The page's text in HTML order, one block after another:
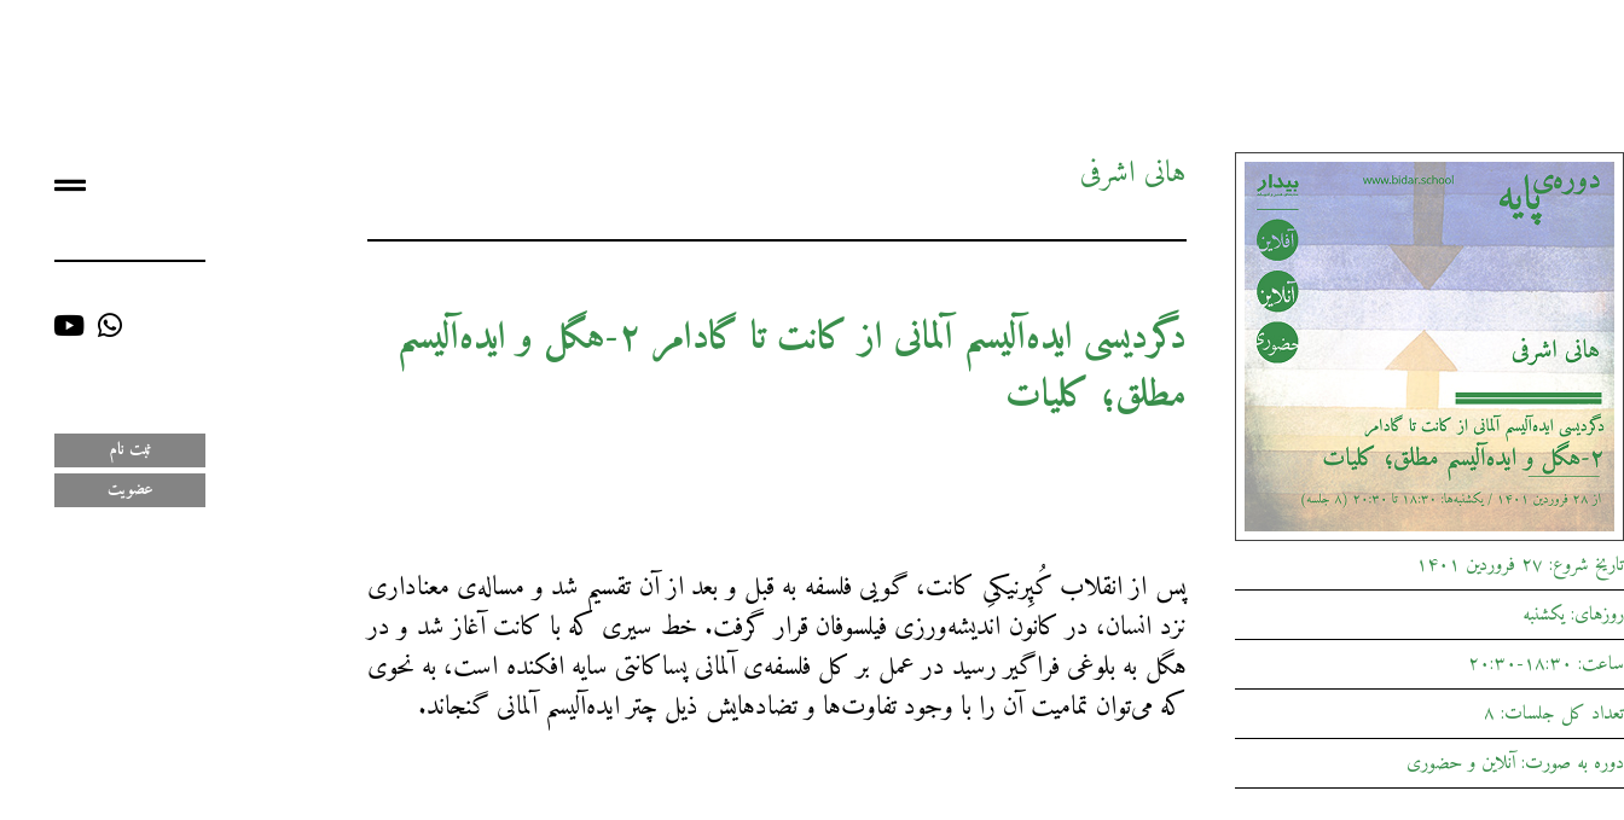
هانی اشرفی
دگردیسی ایده‌آلیسم آلمانی از کانت تا گادامر ۲-هگل و ایده‌آلیسم
مطلق؛ کلیات
تاریخ شروع: ۲۷ فروردین ۱۴۰۱
روزهای: یکشنبه‌
ساعت: ۱۸:۳۰-۲۰:۳۰
تعداد کل جلسات: ۸
دوره به صورت: آنلاین و حضوری
پس از انقلاب کُپِرنیکیِ کانت، گویی فلسفه به قبل و بعد از آن تقسیم شد و مساله‌ی معناداری
نزد انسان، در کانون اندیشه‌ورزی فیلسوفان قرار گرفت. خط سیری که با کانت آغاز شد و در
هگل به بلوغی فراگیر رسید در عمل بر کل فلسفه‌‌ی آلمانی پساکانتی سایه افکنده است، به نحوی
که می‌توان تمامیت آن را با وجود تفاوت‌ها و تضادهایش ذیل چتر ایده‌آلیسم آلمانی گنجاند.
ثبت نام
عضویت